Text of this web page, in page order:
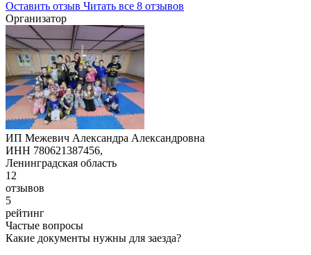
Оставить отзыв Читать все 8 отзывов
Организатор
ИП Межевич Александра Александровна
ИНН 780621387456,
Ленинградская область
12
отзывов
5
рейтинг
Частые вопросы
Какие документы нужны для заезда?